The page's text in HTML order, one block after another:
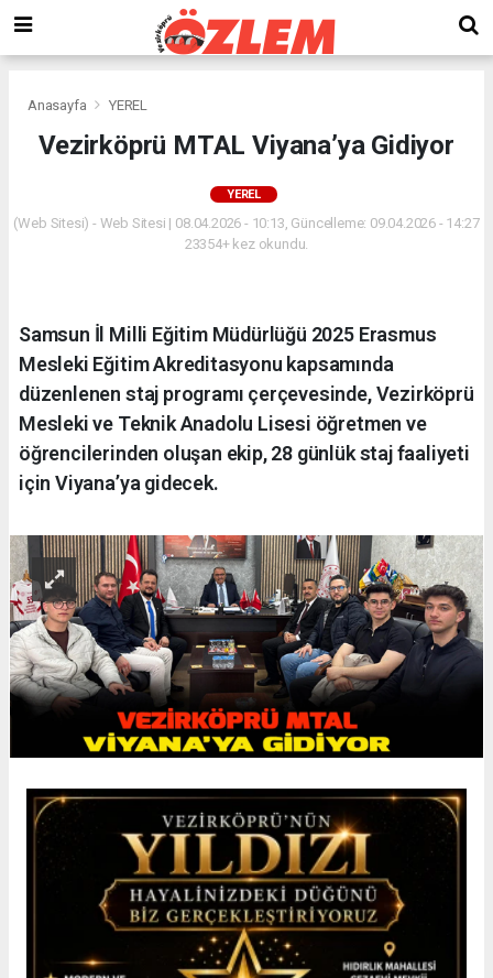
Anasayfa YEREL
Vezirköprü MTAL Viyana’ya Gidiyor
YEREL
(Web Sitesi) - Web Sitesi | 08.04.2026 - 10:13, Güncelleme: 09.04.2026 - 14:27
23354+ kez okundu.
Samsun İl Milli Eğitim Müdürlüğü 2025 Erasmus
Mesleki Eğitim Akreditasyonu kapsamında
düzenlenen staj programı çerçevesinde, Vezirköprü
Mesleki ve Teknik Anadolu Lisesi öğretmen ve
öğrencilerinden oluşan ekip, 28 günlük staj faaliyeti
için Viyana’ya gidecek.